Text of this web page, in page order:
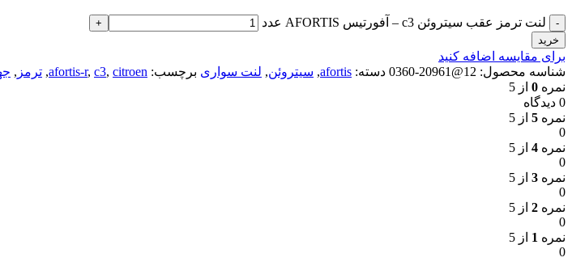
لنت ترمز عقب سیتروئن c3 – آفورتیس AFORTIS عدد
خرید
برای مقایسه اضافه کنید
شناسه محصول: 12@20961-0360 دسته: afortis
, سیتروئن, لنت سواری برچسب: afortis-r, c3, citroen
, ترمز ,
نمره 0 از 5
0 دیدگاه
نمره 5 از 5
0
نمره 4 از 5
0
نمره 3 از 5
0
نمره 2 از 5
0
نمره 1 از 5
0